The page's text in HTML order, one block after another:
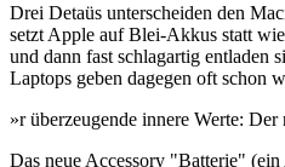
Drei Detaüs unterscheiden den
setzt Apple auf Blei-Akkus statt
und dann fast schlagartig entladen
Laptops geben dagegen oft schon
»r überzeugende innere Werte:
Das neue Accessory "Batterie"